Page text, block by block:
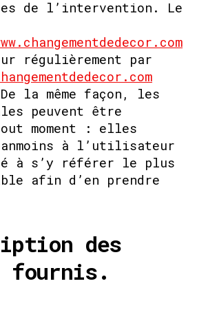
de l’intervention. Le
régulièrement par
la même façon, les
peuvent être
moment : elles
à l’utilisateur
à s’y référer le plus
afin d’en prendre
des
fournis.